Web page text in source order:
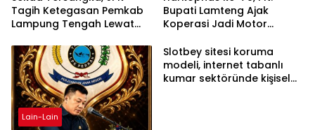
Tagih Ketegasan Pemkab
Lampung Tengah Lewat
Bupati Lamteng Ajak
Koperasi Jadi Motor
Lain-Lain
Slotbey sitesi koruma
modeli, internet tabanlı
kumar sektöründe kişisel